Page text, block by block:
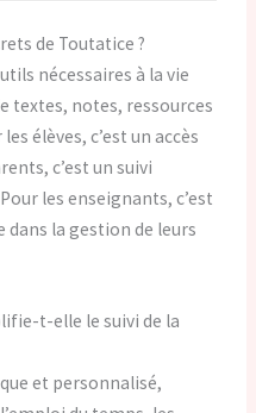
de Toutatice ?
nécessaires à la vie
textes, notes, ressources
élèves, c’est un accès
c’est un suivi
les enseignants, c’est
la gestion de leurs
t-elle le suivi de la
et personnalisé,